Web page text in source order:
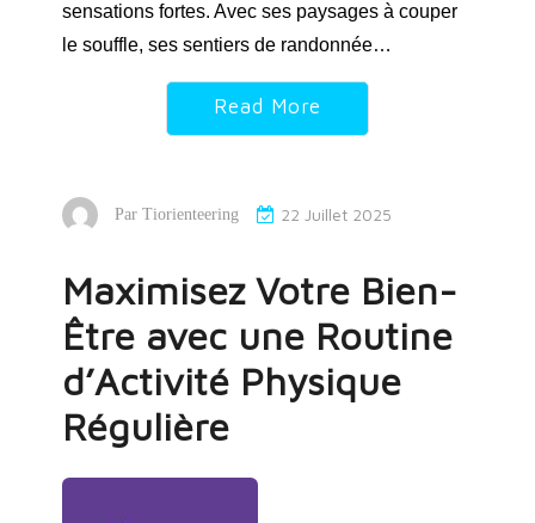
sensations fortes. Avec ses paysages à couper
le souffle, ses sentiers de randonnée…
Read More
Par Tiorienteering 22 Juillet 2025
Maximisez Votre Bien-
Être avec une Routine
d’Activité Physique
Régulière